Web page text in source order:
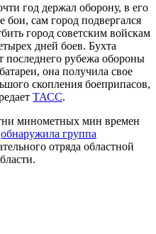
год держал оборону, в его
бои, сам город подвергался
город советским войскам
дней боев. Бухта
последнего рубежа обороны
она получила свое
скопления боеприпасов,
ТАСС.
минометных мин времен
обнаружила группа
отряда областной